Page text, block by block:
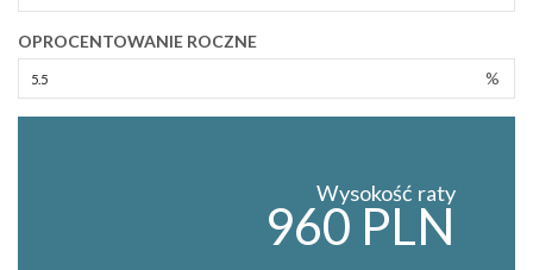
OPROCENTOWANIE ROCZNE
%
Wysokość raty
960 PLN